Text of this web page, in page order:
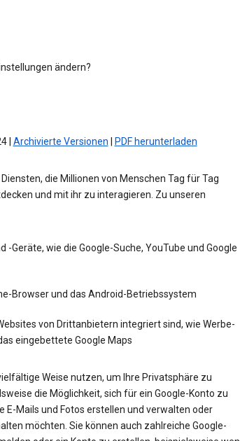
ändern?
| Archivierte Versionen PDF herunterladen
die Millionen von Menschen Tag für Tag
und mit ihr zu interagieren. Zu unseren
-Geräte, wie die Google-Suche, YouTube und Google
Browser und das Android-Betriebssystem
von Drittanbietern integriert sind, wie Werbe-
eingebettete Google Maps
Weise nutzen, um Ihre Privatsphäre zu
die Möglichkeit, sich für ein Google-Konto zu
E-Mails und Fotos erstellen und verwalten oder
möchten. Sie können auch zahlreiche Google-